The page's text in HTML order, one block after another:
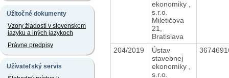
Užitočné dokumenty
Vzory žiadostí v slovenskom
jazyku a iných jazykoch
Právne predpisy
Užívateľský servis
ekonomiky ,
s.r.o.
Miletičova
21,
Bratislava
204/2019
Ústav
stavebnej
ekonomiky ,
s.r.o.